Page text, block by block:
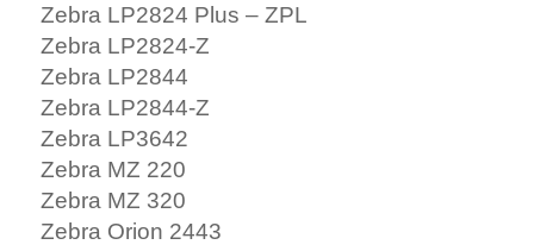
Zebra LP2824 Plus – ZPL
Zebra LP2824-Z
Zebra LP2844
Zebra LP2844-Z
Zebra LP3642
Zebra MZ 220
Zebra MZ 320
Zebra Orion 2443